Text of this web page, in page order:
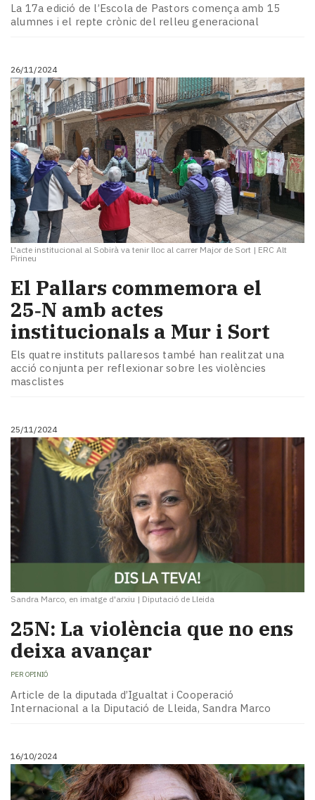
La 17a edició de l’Escola de Pastors comença amb 15
alumnes i el repte crònic del relleu generacional
26/11/2024
L'acte institucional al Sobirà va tenir lloc al carrer Major de Sort | ERC Alt
Pirineu
El Pallars commemora el
25‑N amb actes
institucionals a Mur i Sort
Els quatre instituts pallaresos també han realitzat una
acció conjunta per reflexionar sobre les violències
masclistes
25/11/2024
Sandra Marco, en imatge d'arxiu | Diputació de Lleida
25N: La violència que no ens
deixa avançar
PER OPINIÓ
Article de la diputada d’Igualtat i Cooperació
Internacional a la Diputació de Lleida, Sandra Marco
16/10/2024